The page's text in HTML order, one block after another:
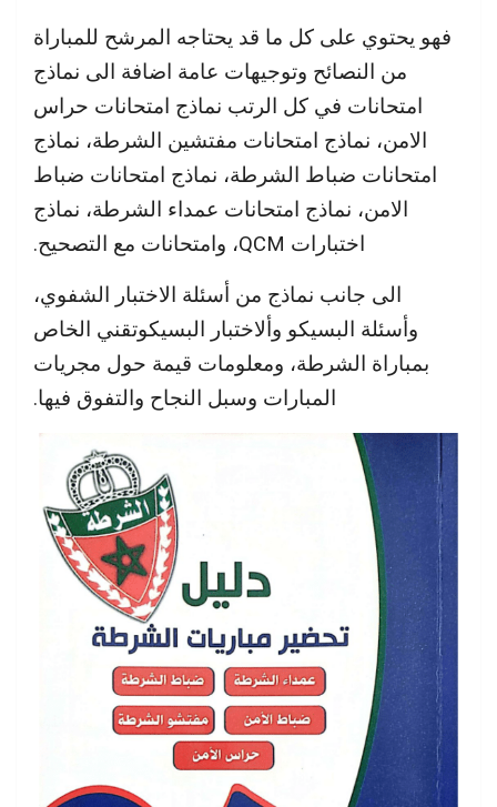
فهو يحتوي على كل ما قد يحتاجه المرشح للمباراة
من النصائح وتوجيهات عامة اضافة الى نماذج
امتحانات في كل الرتب نماذج امتحانات حراس
الامن، نماذج امتحانات مفتشين الشرطة، نماذج
امتحانات ضباط الشرطة، نماذج امتحانات ضباط
الامن، نماذج امتحانات عمداء الشرطة، نماذج
اختبارات QCM، وامتحانات مع التصحيح.
الى جانب نماذج من أسئلة الاختبار الشفوي،
وأسئلة البسيكو وألاختبار البسيكوتقني الخاص
بمباراة الشرطة، ومعلومات قيمة حول مجريات
المبارات وسبل النجاح والتفوق فيها.